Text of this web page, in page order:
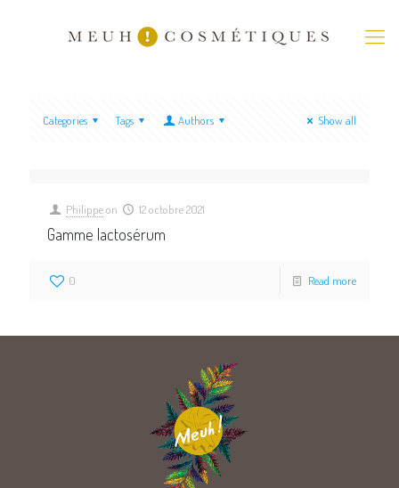
Categories Tags Authors Show all
Philippeon 12 octobre 2021
Gamme lactosérum
0 Read more